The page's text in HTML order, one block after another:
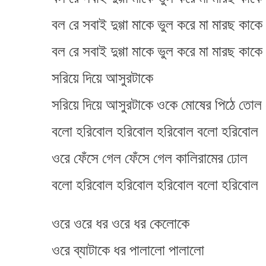
বল রে সবাই দুগ্গা মাকে ভুল করে মা মারছ কাকে
বল রে সবাই দুগ্গা মাকে ভুল করে মা মারছ কাকে
সরিয়ে দিয়ে আসুরটাকে
সরিয়ে দিয়ে আসুরটাকে ওকে মোষের পিঠে তোল
বলো হরিবোল হরিবোল হরিবোল বলো হরিবোল
ওরে ফেঁসে গেল ফেঁসে গেল কালিরামের ঢোল
বলো হরিবোল হরিবোল হরিবোল বলো হরিবোল
ওরে ওরে ধর ওরে ধর কেলোকে
ওরে ব্যাটাকে ধর পালালো পালালো